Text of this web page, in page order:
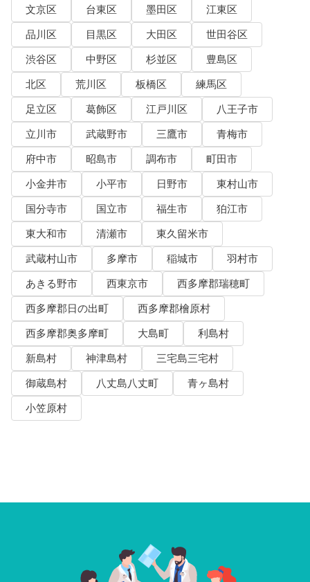
文京区
台東区 墨田区
江東区
品川区
目黒区 大田区
世田谷区
渋谷区
中野区 杉並区
豊島区
北区
荒川区 板橋区
練馬区
足立区
葛飾区 江戸川区
八王子市
立川市
武蔵野市 三鷹市
青梅市
府中市
昭島市 調布市
町田市
小金井市
小平市 日野市
東村山市
国分寺市
国立市 福生市
狛江市
東大和市
清瀬市
東久留米市
武蔵村山市
多摩市 稲城市
羽村市
あきる野市
西東京市
西多摩郡瑞穂町
西多摩郡日の出町
西多摩郡檜原村
西多摩郡奥多摩町
大島町
利島村
新島村
神津島村
三宅島三宅村
御蔵島村
八丈島八丈町
青ヶ島村
小笠原村